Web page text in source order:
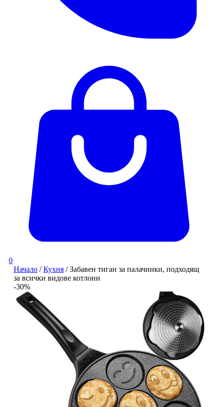
0
Начало /Кухня / Забавен тиган за палачинки, подходящ
за всички видове котлони
-30%